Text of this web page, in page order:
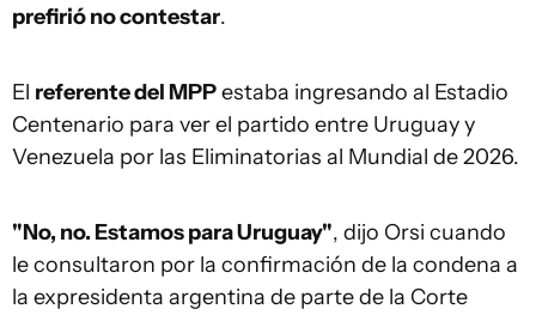
prefirió no contestar.
El referente del MPPestaba ingresando al Estadio
Centenario para ver el partido entre Uruguay y
Venezuela por las Eliminatorias al Mundial de 2026.
"No, no. Estamos para Uruguay", dijo Orsi cuando
le consultaron por la confirmación de la condena a
la expresidenta argentina de parte de la Corte